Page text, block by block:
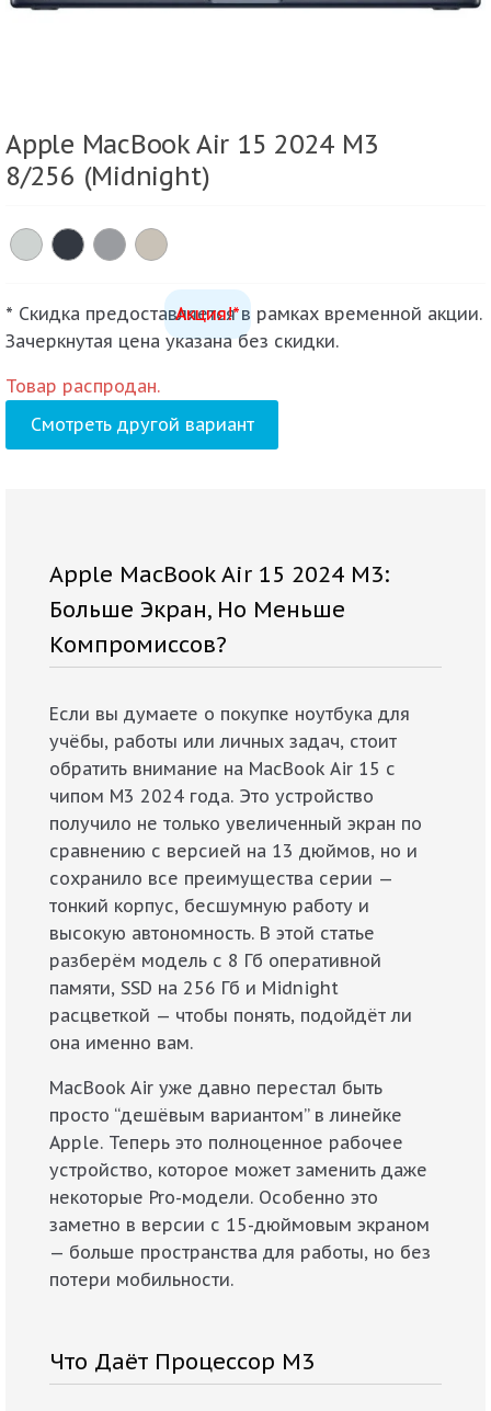
Apple MacBook Air 15 2024 M3
8/256 (Midnight)
Акция!*
* Скидка предоставляется в рамках временной акции.
Зачеркнутая цена указана без скидки.
Товар распродан.
Смотреть другой вариант
Apple MacBook Air 15 2024 M3:
Больше Экран, Но Меньше
Компромиссов?
Если вы думаете о покупке ноутбука для
учёбы, работы или личных задач, стоит
обратить внимание на MacBook Air 15 с
чипом M3 2024 года. Это устройство
получило не только увеличенный экран по
сравнению с версией на 13 дюймов, но и
сохранило все преимущества серии —
тонкий корпус, бесшумную работу и
высокую автономность. В этой статье
разберём модель с 8 Гб оперативной
памяти, SSD на 256 Гб и Midnight
расцветкой — чтобы понять, подойдёт ли
она именно вам.
MacBook Air уже давно перестал быть
просто “дешёвым вариантом” в линейке
Apple. Теперь это полноценное рабочее
устройство, которое может заменить даже
некоторые Pro-модели. Особенно это
заметно в версии с 15-дюймовым экраном
— больше пространства для работы, но без
потери мобильности.
Что Даёт Процессор M3